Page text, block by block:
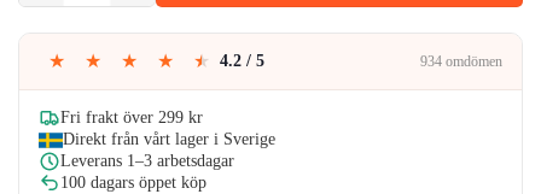
★ ★ ★ ★ ★ 4.2 / 5 934 omdömen
Fri frakt över 299 kr
Direkt från vårt lager i Sverige
Leverans 1–3 arbetsdagar
100 dagars öppet köp